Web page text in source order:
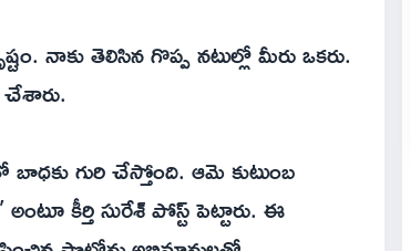
నాకు తెలిసిన గొప్ప నటుల్లో మీరు ఒకరు.
గురి చేస్తోంది. ఆమె కుటుంబ
కీర్తి సురేశ్ పోస్ట్ పెట్టారు. ఈ